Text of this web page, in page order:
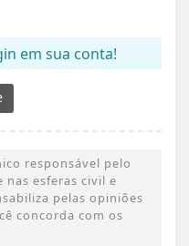
em sua conta!
responsável pelo
esferas civil e
pelas opiniões
concorda com os